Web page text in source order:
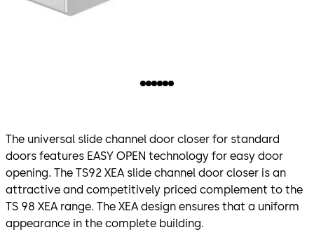
The universal slide channel door closer for standard
doors features EASY OPEN technology for easy door
opening. The TS92 XEA slide channel door closer is an
attractive and competitively priced complement to the
TS 98 XEA range. The XEA design ensures that a uniform
appearance in the complete building.